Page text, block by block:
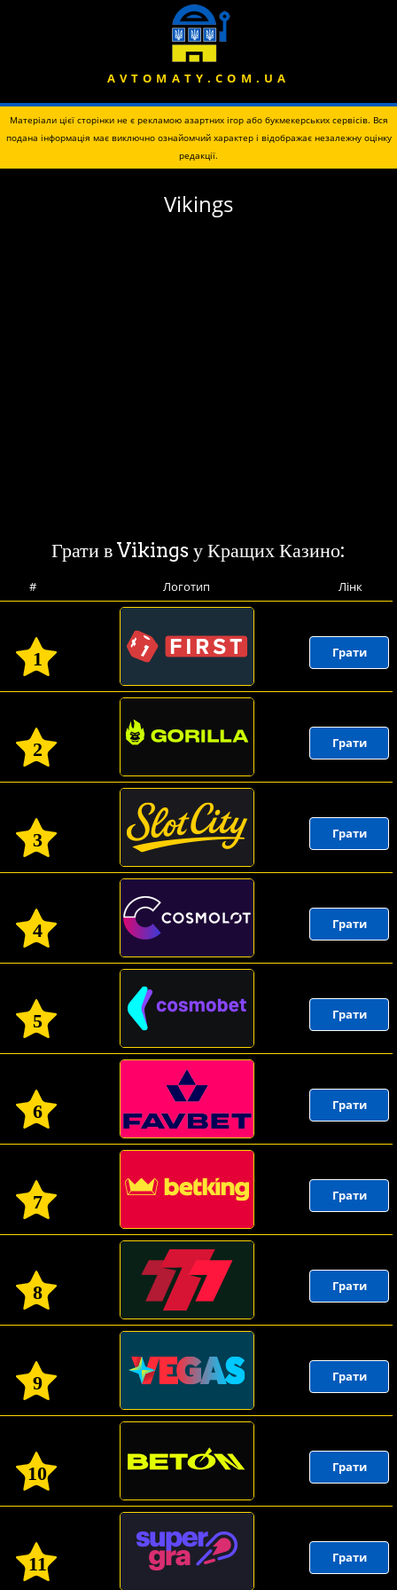
AVTOMATY.COM.UA
Матеріали цієї сторінки не є рекламою азартних ігор або букмекерських сервісів. Вся
подана інформація має виключно ознайомчий характер і відображає незалежну оцінку
редакції.
Vikings
Грати в Vikings у Кращих Казино:
# Логотип Лінк
1 Грати
2 Грати
3 Грати
4 Грати
5 Грати
6 Грати
7 Грати
8 Грати
9 Грати
10 Грати
11 Грати